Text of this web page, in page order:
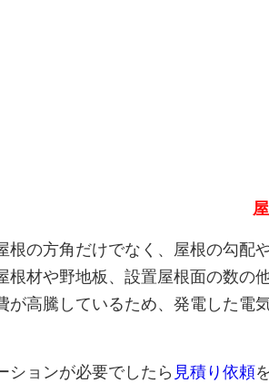
根の方角だけでなく、屋根の勾配
根材や野地板、設置屋根面の数の
が高騰しているため、発電した
ションが必要でしたら 見積り依頼